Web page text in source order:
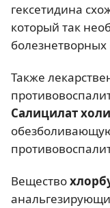
гексетидина
который так
Также
Салицилат
Вещество